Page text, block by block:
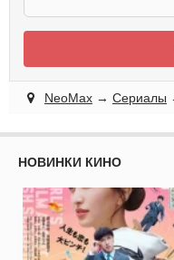
NeoMax → Сериалы
НОВИНКИ КИНО